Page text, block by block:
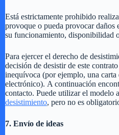
Está estrictamente prohibido
provoque o pueda provocar
su funcionamiento, disponibilidad
Para ejercer el derecho de
decisión de desistir de este
inequívoca (por ejemplo, una
electrónico). A continuación
contacto. Puede utilizar el modelo
desistimiento, pero no es
7. Envío de ideas